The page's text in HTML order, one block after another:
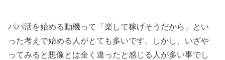
パパ活を始める動機って「楽して稼げそうだから」とい
った考えで始める人がとても多いです。しかし、いざや
ってみると想像とは全く違ったと感じる人が多い事でし